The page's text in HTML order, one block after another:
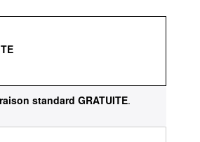
standard GRATUITE.